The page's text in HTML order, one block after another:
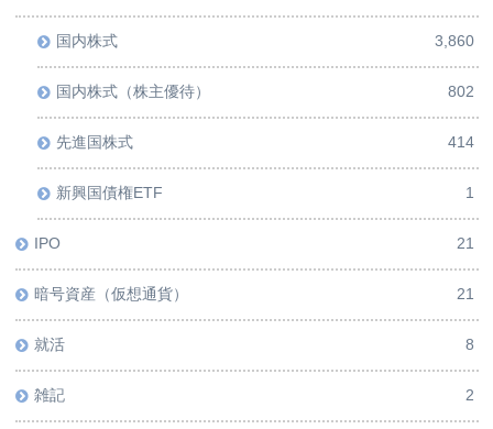
国内株式 3,860
国内株式（株主優待） 802
先進国株式 414
新興国債権ETF 1
IPO 21
暗号資産（仮想通貨） 21
就活 8
雑記 2